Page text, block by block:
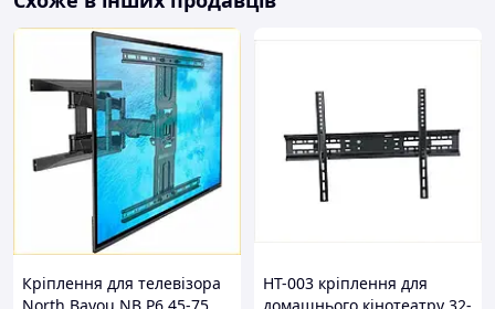
Комплектація:
Настінний кронштейн для телевізора
Монтажний комплект (болти, дюбелі, ключі)
Ілюстрована інструкція
Упаковка
Кріплення для телевізора
HT-003 кріплення для